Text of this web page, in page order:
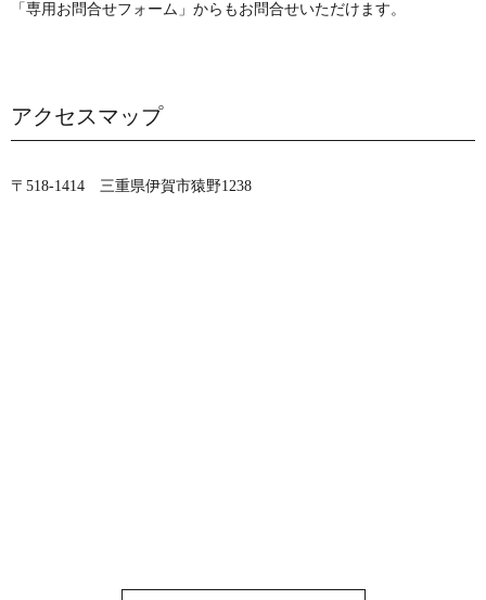
「専用お問合せフォーム」 からもお問合せいただけます。
アクセスマップ
〒518-1414 三重県伊賀市猿野1238